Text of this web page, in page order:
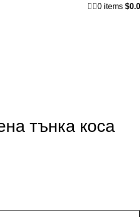
0 items $
тънка коса